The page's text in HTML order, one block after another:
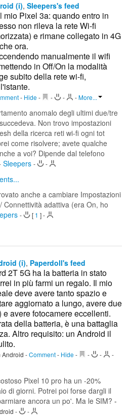
(i), Sleepers's feed
mio Pixel 3a: quando entro in
non rileva la rete Wi-fi
e rimane collegato in 4G
ora.
manualmente il wifi
in Off/On la modalità
subito della rete wi-fi,
- Hide - - - -More...
anomalo degli ultimi due/tre
Non trovo impostazioni
della ricerca reti wi-fi ogni tot
come risolvere; avete qualche
a voi? Dipende dal telefono
Sleepers - -
anche a cambiare Impostazioni
Connettività adattiva (era On, ho
- [ 1 ]-
(i), Paperdoll's feed
2T 5G ha la batteria in stato
in più farmi un regalo. Il mio
deve avere tanto spazio e
aggiornato a lungo, avere due
e avere fotocamere eccellenti.
della batteria, è una battaglia
Altro requisito: un Android il
Android -Comment- Hide - - -
-
Pixel 10 pro ha un -20%
di giorni. Potrei poi forse dargli il
ancora un po'. Ma le SIM? -
- -